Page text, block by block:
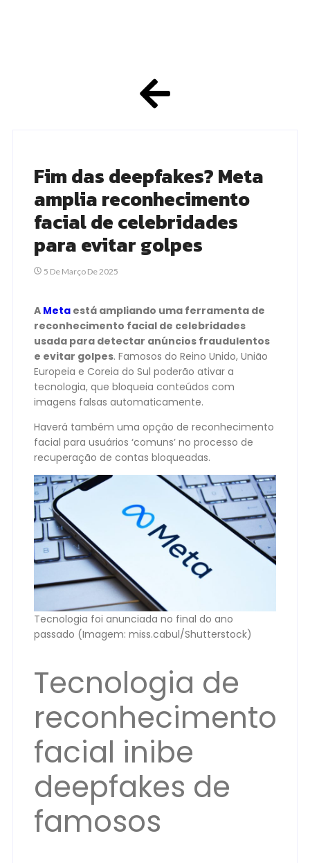
Fim das deepfakes? Meta
amplia reconhecimento
facial de celebridades
para evitar golpes
5 De Março De 2025
A Meta está ampliando uma ferramenta de
reconhecimento facial de celebridades
usada para detectar anúncios fraudulentos
e evitar golpes. Famosos do Reino Unido, União
Europeia e Coreia do Sul poderão ativar a
tecnologia, que bloqueia conteúdos com
imagens falsas automaticamente.
Haverá também uma opção de reconhecimento
facial para usuários ‘comuns’ no processo de
recuperação de contas bloqueadas.
Tecnologia foi anunciada no final do ano
passado (Imagem: miss.cabul/Shutterstock)
Tecnologia de
reconhecimento
facial inibe
deepfakes de
famosos